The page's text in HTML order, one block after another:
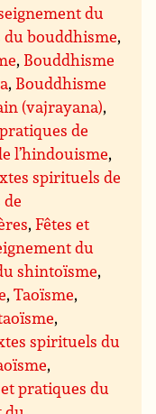
du
bouddhisme,
, Bouddhisme
, Bouddhisme
(vajrayana),
de
l’hindouisme,
spirituels de
,Fêtes et
du
shintoïsme,
,Taoïsme,
,
spirituels du
,
pratiques du